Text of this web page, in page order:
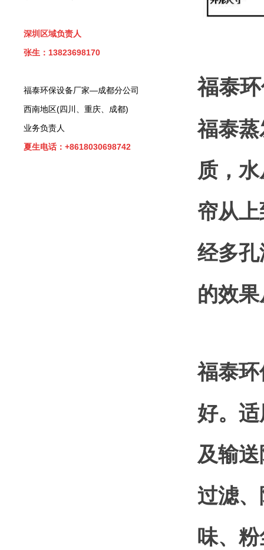
深圳区域负责人
张生：13823698170
福泰环保设备厂家—成都分公司
西南地区(四川、重庆、成都)
业务负责人
夏生电话：+8618030698742
福泰
福泰
质，
帘从
经多
的效
福泰
好。
及输
过滤
味、